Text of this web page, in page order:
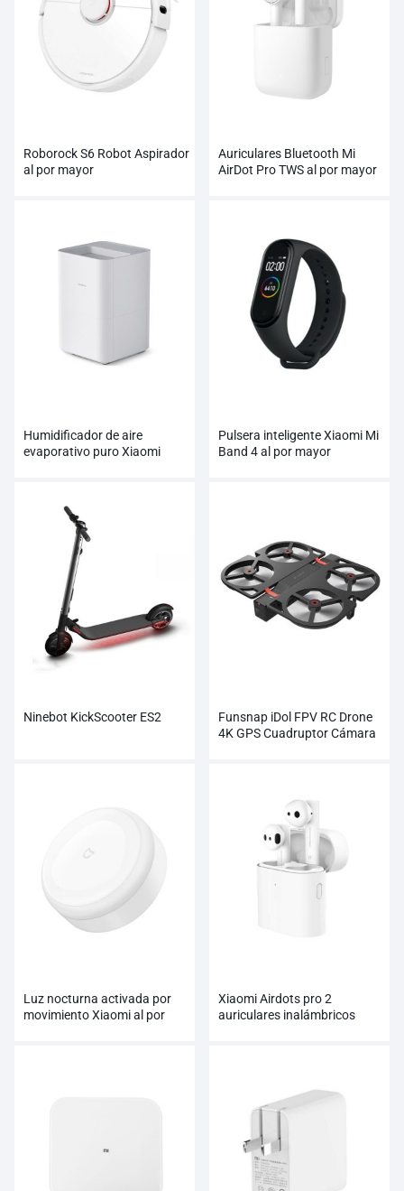
Roborock S6 Robot Aspirador
al por mayor
Auriculares Bluetooth Mi
AirDot Pro TWS al por mayor
Humidificador de aire
evaporativo puro Xiaomi
Pulsera inteligente Xiaomi Mi
Band 4 al por mayor
Ninebot KickScooter ES2
Funsnap iDol FPV RC Drone
4K GPS Cuadruptor Cámara
Luz nocturna activada por
movimiento Xiaomi al por
Xiaomi Airdots pro 2
auriculares inalámbricos